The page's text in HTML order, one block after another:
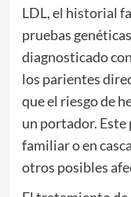
LDL, el historial
pruebas
diagnosticado
los parientes
que el riesgo de
un portador. Este
familiar o en
otros posibles